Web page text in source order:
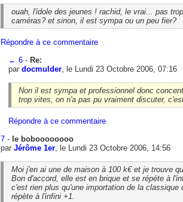
ouah, l'idole des jeunes ! rachid, le vrai... pas
caméras? et sinon, il est sympa ou un peu fier?
Répondre à ce commentaire
← 6- Re:
par docmulder, le Lundi 23 Octobre 2006, 07:16
Non il est sympa et professionnel donc
trop vites, on n'a pas pu vraiment discuter,
Répondre à ce commentaire
7- le boboooooooo
par Jérôme 1er, le Lundi 23 Octobre 2006, 14:56
Moi j'en ai une de maison à 100 k€ et je trouve
Bon d'accord, elle est en brique et se répéte à
c'est rien plus qu'une importation de la classique
répète à l'infini +1.